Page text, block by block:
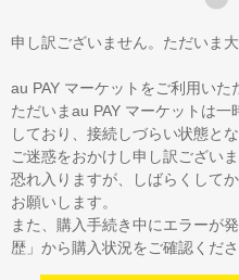
申し訳ございません。ただいま
au PAY マーケットをご利用いた
ただいまau PAY マーケットは
しており、接続しづらい状態と
ご迷惑をおかけし申し訳ございま
恐れ入りますが、しばらくして
お願いします。
また、購入手続き中にエラーが
歴」から購入状況をご確認くださ